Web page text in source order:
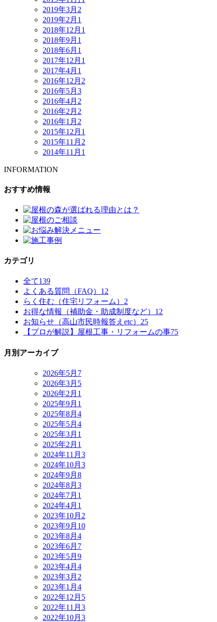
2019年3月 2
2019年2月 1
2018年12月 1
2018年9月 1
2018年6月 1
2017年12月 1
2017年4月 1
2016年12月 2
2016年5月 3
2016年4月 2
2016年2月 2
2016年1月 2
2015年12月 1
2015年11月 2
2014年11月 1
INFORMATION
おすすめ情報
カテゴリ
全て139
よくある質問（FAQ） 12
らく住む（住宅リフォーム） 2
お得な情報（補助金・助成制度など） 12
お知らせ（高山市民時報答えetc） 25
【プロが解説】屋根工事・リフォームの事75
月別アーカイブ
2026年5月 7
2026年3月 5
2026年2月 1
2025年9月 1
2025年8月 4
2025年5月 4
2025年3月 1
2025年2月 1
2024年11月 3
2024年10月 3
2024年9月 8
2024年8月 3
2024年7月 1
2024年4月 1
2023年10月 2
2023年9月 10
2023年8月 4
2023年6月 7
2023年5月 9
2023年4月 4
2023年3月 2
2023年1月 4
2022年12月 5
2022年11月 3
2022年10月 3